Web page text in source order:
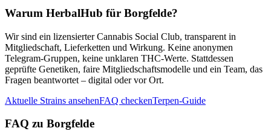
Warum HerbalHub für Borgfelde?
Wir sind ein lizensierter Cannabis Social Club, transparent in
Mitgliedschaft, Lieferketten und Wirkung. Keine anonymen
Telegram-Gruppen, keine unklaren THC-Werte. Stattdessen
geprüfte Genetiken, faire Mitgliedschaftsmodelle und ein Team, das
Fragen beantwortet – digital oder vor Ort.
Aktuelle Strains ansehenFAQ checkenTerpen-Guide
FAQ zu Borgfelde